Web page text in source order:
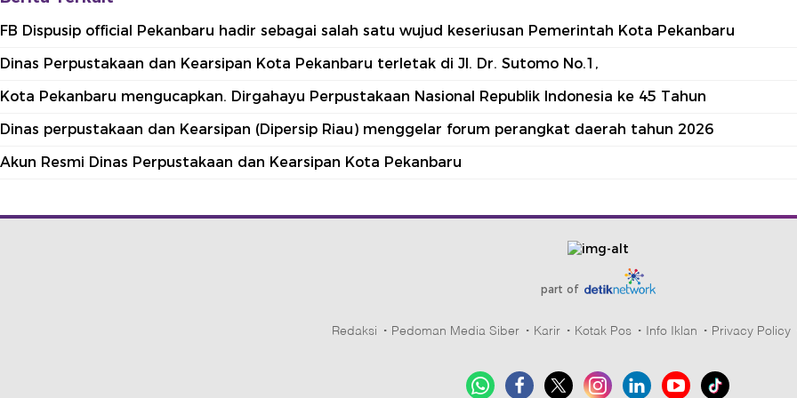
FB Dispusip official Pekanbaru hadir sebagai salah satu wujud keseriusan Pemerintah Kota Pekanbaru
Dinas Perpustakaan dan Kearsipan Kota Pekanbaru terletak di Jl. Dr. Sutomo No.1,
Kota Pekanbaru mengucapkan. Dirgahayu Perpustakaan Nasional Republik Indonesia ke 45 Tahun
Dinas perpustakaan dan Kearsipan (Dipersip Riau) menggelar forum perangkat daerah tahun 2026
Akun Resmi Dinas Perpustakaan dan Kearsipan Kota Pekanbaru
part of
Redaksi Pedoman Media Siber Karir Kotak Pos Info Iklan Privacy Policy